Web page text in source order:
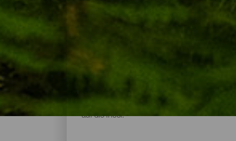
Naturräume auf La Gomera
33 % der Fläche La Gomeras sind
Relief der Insel mit Wanderwegen, die dich
Zahlreiche Picknickplätze und Raststationen
auf die Insel.